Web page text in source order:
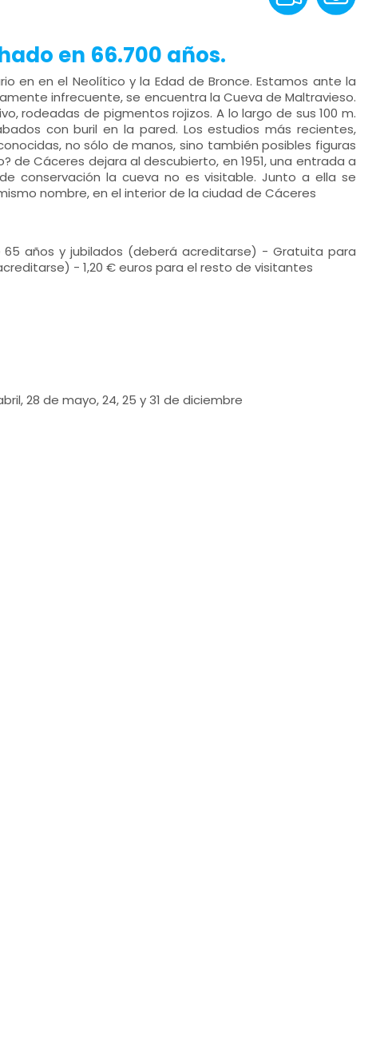
en 66.700 años.
en en el Neolítico y la Edad de Bronce. Estamos ante la
infrecuente, se encuentra la Cueva de Maltravieso.
rodeadas de pigmentos rojizos. A lo largo de sus 100 m.
con buril en la pared. Los estudios más recientes,
no sólo de manos, sino también posibles figuras
de Cáceres dejara al descubierto, en 1951, una entrada a
conservación la cueva no es visitable. Junto a ella se
nombre, en el interior de la ciudad de Cáceres
años y jubilados (deberá acreditarse) - Gratuita para
- 1,20 € euros para el resto de visitantes
28 de mayo, 24, 25 y 31 de diciembre